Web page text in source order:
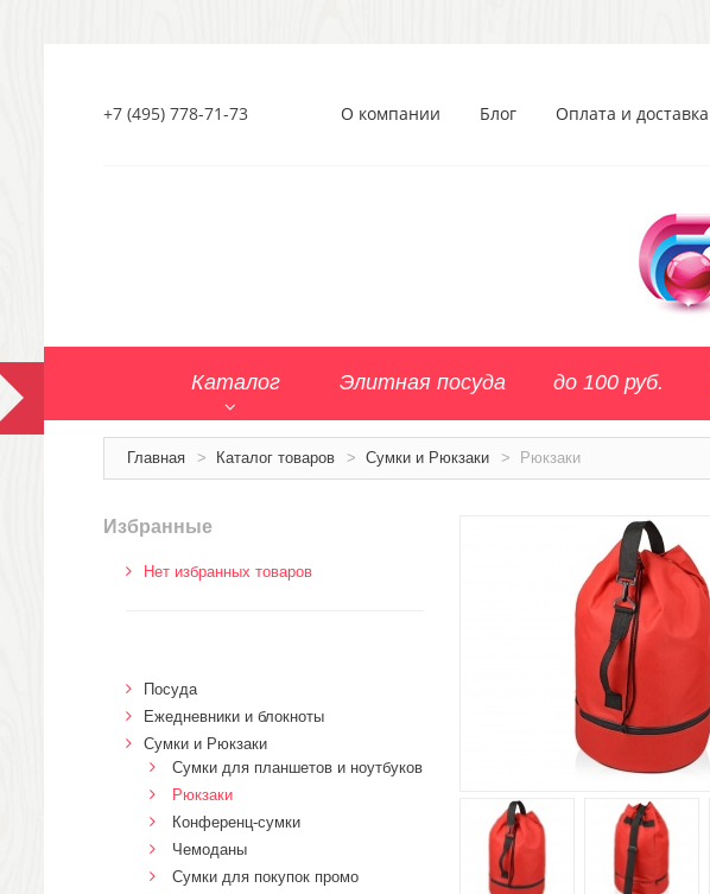
+7 (495) 778-71-73 О компании Блог Оплата и доставка
Каталог Элитная посуда до 100 руб.
Главная > Каталог товаров > Сумки и Рюкзаки > Рюкзаки
Избранные
Нет избранных товаров
Посуда
Ежедневники и блокноты
Сумки и Рюкзаки
Сумки для планшетов и ноутбуков
Рюкзаки
Конференц-сумки
Чемоданы
Сумки для покупок промо